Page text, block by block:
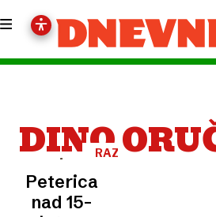
DINORAZVELJAVITEV
Peterica
nad 15-